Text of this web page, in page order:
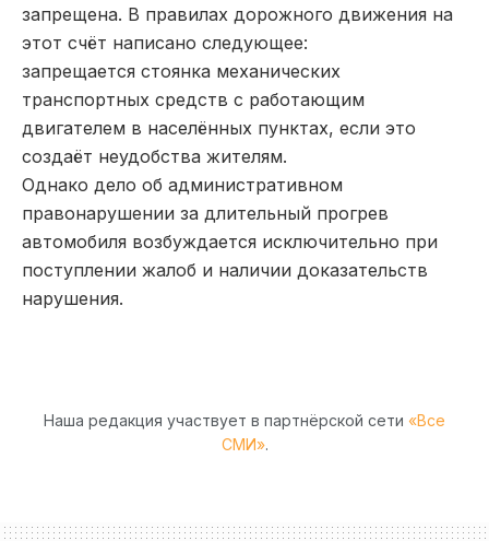
запрещена. В правилах дорожного движения на
этот счёт написано следующее:
запрещается стоянка механических
транспортных средств с работающим
двигателем в населённых пунктах, если это
создаёт неудобства жителям.
Однако дело об административном
правонарушении за длительный прогрев
автомобиля возбуждается исключительно при
поступлении жалоб и наличии доказательств
нарушения.
Наша редакция участвует в партнёрской сети «Все
СМИ».